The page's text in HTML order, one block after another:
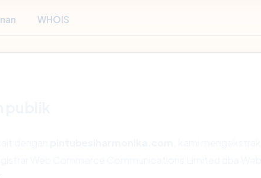
WHOIS